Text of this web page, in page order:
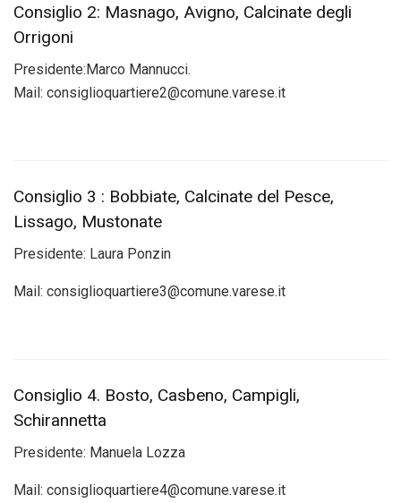
Consiglio 2: Masnago, Avigno, Calcinate degli
Orrigoni
Presidente:Marco Mannucci.
Mail: consiglioquartiere2@comune.varese.it
Consiglio 3 : Bobbiate, Calcinate del Pesce,
Lissago, Mustonate
Presidente: Laura Ponzin
Mail: consiglioquartiere3@comune.varese.it
Consiglio 4. Bosto, Casbeno, Campigli,
Schirannetta
Presidente: Manuela Lozza
Mail: consiglioquartiere4@comune.varese.it